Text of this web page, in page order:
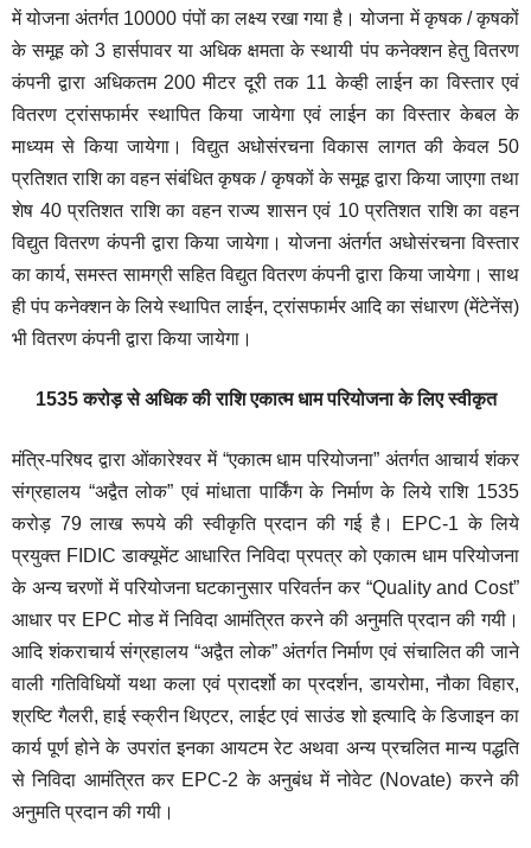
में योजना अंतर्गत 10000 पंपों का लक्ष्य रखा गया है। योजना में कृषक / कृषकों
के समूह को 3 हार्सपावर या अधिक क्षमता के स्थायी पंप कनेक्शन हेतु वितरण
कंपनी द्वारा अधिकतम 200 मीटर दूरी तक 11 केव्ही लाईन का विस्तार एवं
वितरण ट्रांसफार्मर स्थापित किया जायेगा एवं लाईन का विस्तार केबल के
माध्यम से किया जायेगा। विद्युत अधोसंरचना विकास लागत की केवल 50
प्रतिशत राशि का वहन संबंधित कृषक / कृषकों के समूह द्वारा किया जाएगा तथा
शेष 40 प्रतिशत राशि का वहन राज्य शासन एवं 10 प्रतिशत राशि का वहन
विद्युत वितरण कंपनी द्वारा किया जायेगा। योजना अंतर्गत अधोसंरचना विस्तार
का कार्य, समस्त सामग्री सहित विद्युत वितरण कंपनी द्वारा किया जायेगा। साथ
ही पंप कनेक्शन के लिये स्थापित लाईन, ट्रांसफार्मर आदि का संधारण (मेंटेनेंस)
भी वितरण कंपनी द्वारा किया जायेगा।
1535करोड़ से अधिक की राशि एकात्म धाम परियोजना के लिए स्वीकृत
मंत्रि-परिषद द्वारा ओंकारेश्वर में “एकात्म धाम परियोजना” अंतर्गत आचार्य शंकर
संग्रहालय “अद्वैत लोक” एवं मांधाता पार्किंग के निर्माण के लिये राशि 1535
करोड़ 79 लाख रूपये की स्वीकृति प्रदान की गई है। EPC-1 के लिये
प्रयुक्त FIDIC डाक्यूमेंट आधारित निविदा प्रपत्र को एकात्म धाम परियोजना
के अन्य चरणों में परियोजना घटकानुसार परिवर्तन कर “Quality and Cost”
आधार पर EPC मोड में निविदा आमंत्रित करने की अनुमति प्रदान की गयी।
आदि शंकराचार्य संग्रहालय “अद्वैत लोक” अंतर्गत निर्माण एवं संचालित की जाने
वाली गतिविधियों यथा कला एवं प्रादर्शो का प्रदर्शन, डायरोमा, नौका विहार,
श्रष्टि गैलरी, हाई स्क्रीन थिएटर, लाईट एवं साउंड शो इत्यादि के डिजाइन का
कार्य पूर्ण होने के उपरांत इनका आयटम रेट अथवा अन्य प्रचलित मान्य पद्धति
से निविदा आमंत्रित कर EPC-2 के अनुबंध में नोवेट (Novate) करने की
अनुमति प्रदान की गयी।